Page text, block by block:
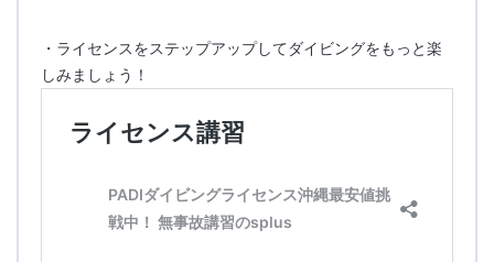
・ライセンスをステップアップしてダイビングをもっと楽
しみましょう！